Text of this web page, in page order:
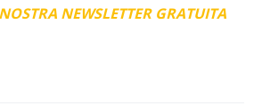
NEWSLETTER GRATUITA